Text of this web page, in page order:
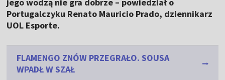
Portugalczyku Renato Mauricio Prado, dziennikarz
UOL Esporte.
FLAMENGO ZNÓW PRZEGRAŁO. SOUSA
WPADŁ W SZAŁ